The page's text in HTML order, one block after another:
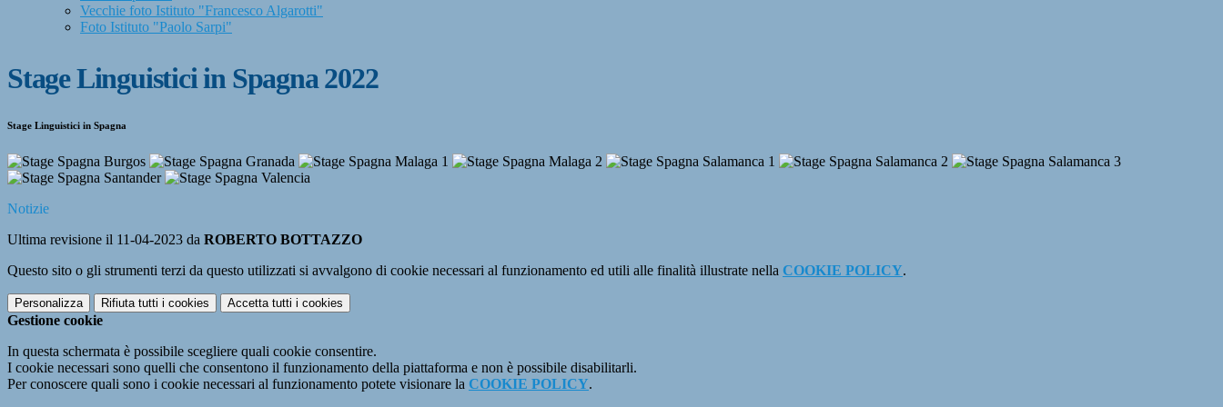
Vecchie foto Istituto "Francesco Algarotti"
Foto Istituto "Paolo Sarpi"
Stage Linguistici in Spagna 2022
Stage Linguistici in Spagna
Notizie
Ultima revisione il 11-04-2023 da ROBERTO BOTTAZZO
Questo sito o gli strumenti terzi da questo utilizzati si avvalgono di cookie necessari al funzionamento ed utili alle finalità illustrate nella COOKIE POLICY.
Personalizza Rifiuta tutti i cookies Accetta tutti i cookies
Gestione cookie
In questa schermata è possibile scegliere quali cookie consentire.
I cookie necessari sono quelli che consentono il funzionamento della piattaforma e non è possibile disabilitarli.
Per conoscere quali sono i cookie necessari al funzionamento potete visionare la COOKIE POLICY.